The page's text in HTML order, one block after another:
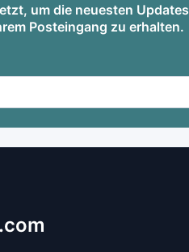
um die neuesten
Posteingang zu erhalten.